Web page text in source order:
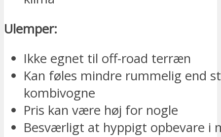
Ulemper:
Ikke egnet til off-road terræn
Kan føles mindre rummelig end
kombivogne
Pris kan være høj for nogle
Besværligt at hyppigt opbevare i